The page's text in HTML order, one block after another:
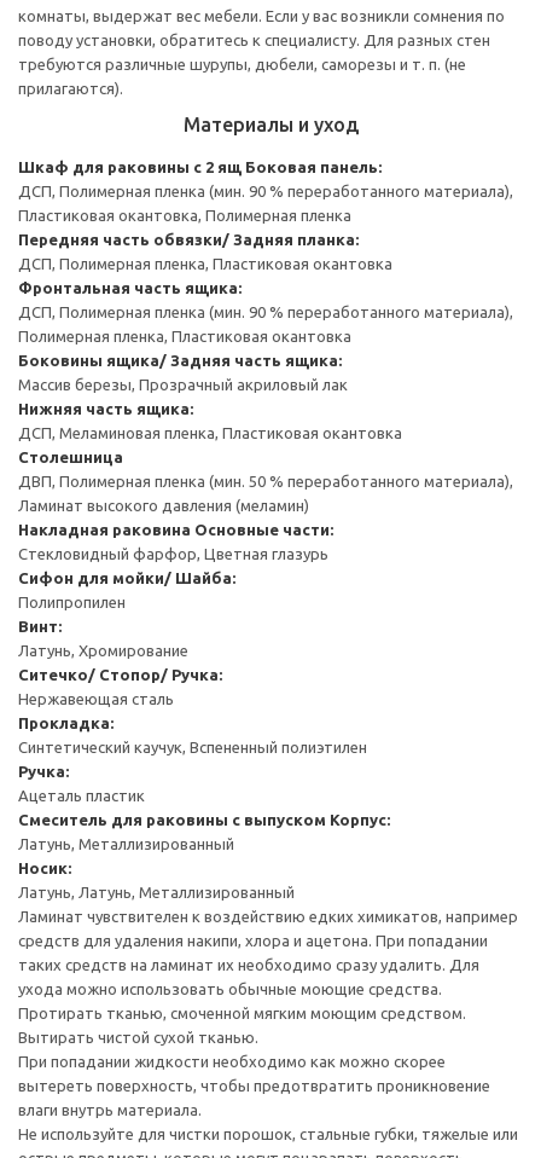
комнаты, выдержат вес мебели. Если у вас возникли сомнения по
поводу установки, обратитесь к специалисту. Для разных стен
требуются различные шурупы, дюбели, саморезы и т. п. (не
прилагаются).
Материалы и уход
Шкаф для раковины с 2 ящ Боковая панель:
ДСП, Полимерная пленка (мин. 90 % переработанного материала),
Пластиковая окантовка, Полимерная пленка
Передняя часть обвязки/ Задняя планка:
ДСП, Полимерная пленка, Пластиковая окантовка
Фронтальная часть ящика:
ДСП, Полимерная пленка (мин. 90 % переработанного материала),
Полимерная пленка, Пластиковая окантовка
Боковины ящика/ Задняя часть ящика:
Массив березы, Прозрачный акриловый лак
Нижняя часть ящика:
ДСП, Меламиновая пленка, Пластиковая окантовка
Столешница
ДВП, Полимерная пленка (мин. 50 % переработанного материала),
Ламинат высокого давления (меламин)
Накладная раковина Основные части:
Стекловидный фарфор, Цветная глазурь
Cифон для мойки/ Шайба:
Полипропилен
Винт:
Латунь, Хромирование
Ситечко/ Стопор/ Ручка:
Нержавеющая сталь
Прокладка:
Синтетический каучук, Вспененный полиэтилен
Ручка:
Ацеталь пластик
Смеситель для раковины с выпуском Корпус:
Латунь, Металлизированный
Носик:
Латунь, Латунь, Металлизированный
Ламинат чувствителен к воздействию едких химикатов, например
средств для удаления накипи, хлора и ацетона. При попадании
таких средств на ламинат их необходимо сразу удалить. Для
ухода можно использовать обычные моющие средства.
Протирать тканью, смоченной мягким моющим средством.
Вытирать чистой сухой тканью.
При попадании жидкости необходимо как можно скорее
вытереть поверхность, чтобы предотвратить проникновение
влаги внутрь материала.
Не используйте для чистки порошок, стальные губки, тяжелые или